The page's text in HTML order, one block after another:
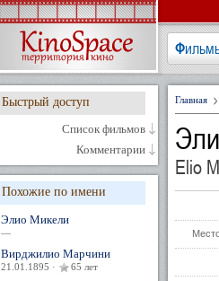
Быстрый доступ
Список фильмов
Комментарии
Похожие по имени
Элио Микели
—
Вирджилио Марчини
21.01.1895 · 65 лет
Главная
Elio